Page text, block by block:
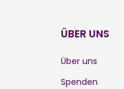
ÜBER UNS
Über uns
Spenden